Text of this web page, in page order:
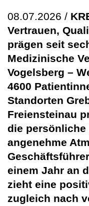
08.07.2026 /
Vertrauen,
prägen seit
Medizinische
Vogelsberg –
4600
Standorten
Freiensteinau
die persönliche
angenehme
einem Jahr an
zieht eine
zugleich nach